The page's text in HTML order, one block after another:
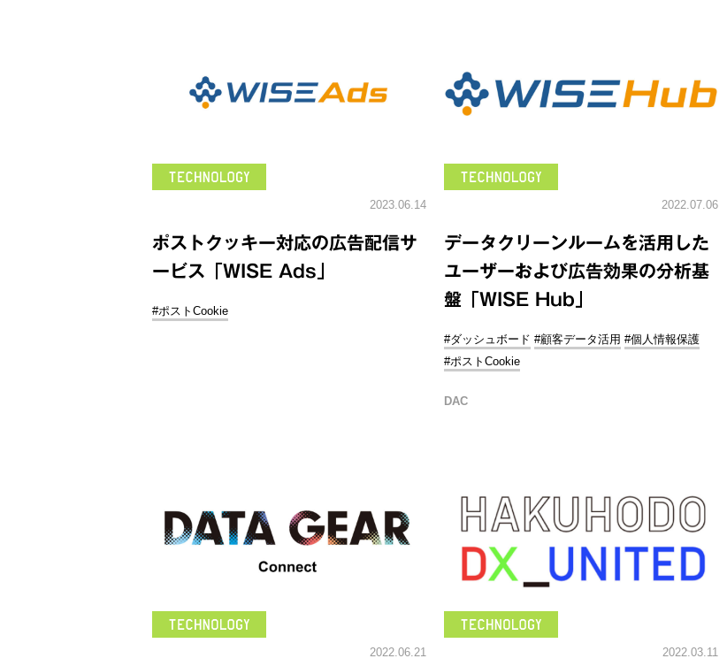
2023.06.14
ポストクッキー対応の広告配信サ
ービス「WISE Ads」
#ポストCookie
2022.07.06
データクリーンルームを活用した
ユーザーおよび広告効果の分析基
盤「WISE Hub」
#ダッシュボード #顧客データ活用 #個人情報保護
#ポストCookie
DAC
2022.06.21 2022.03.11